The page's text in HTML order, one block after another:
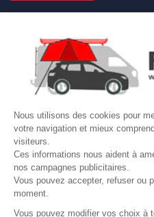
Nous utilisons des cookies pour
votre navigation et mieux
visiteurs.
Ces informations nous aident à
nos campagnes publicitaires.
Vous pouvez accepter, refuser ou
moment.
Vous pouvez modifier vos choix à
VOTRE COMPTE
Site protégé par
LETTRE